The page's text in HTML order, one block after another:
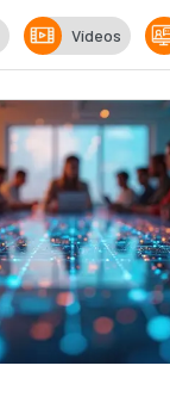
Vídeos